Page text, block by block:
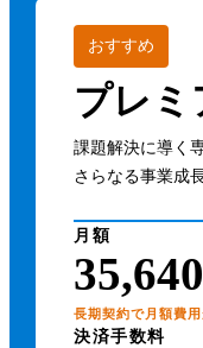
おすすめ
プレミ
課題解決に導く
さらなる事業成
月額
35,640
長期契約で月額費用
決済手数料